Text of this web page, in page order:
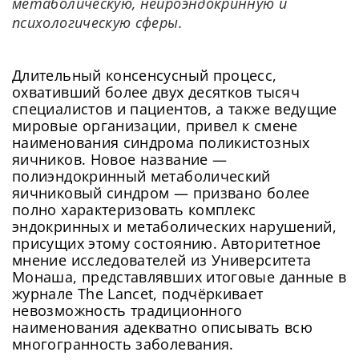
психологическую сферы.
Длительный консенсусный процесс,
охвативший более двух десятков тысяч
специалистов и пациентов, а также ведущие
мировые организации, привел к смене
наименования синдрома поликистозных
яичников. Новое название —
полиэндокринный метаболический
яичниковый синдром — призвано более
полно характеризовать комплекс
эндокринных и метаболических нарушений,
присущих этому состоянию. Авторитетное
мнение исследователей из Университета
Монаша, представлявших итоговые данные в
журнале The Lancet, подчёркивает
невозможность традиционного
наименования адекватно описывать всю
многогранность заболевания.